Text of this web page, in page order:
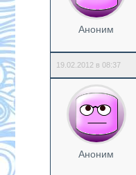
Аноним
19.02.2012 в 08:37
Аноним